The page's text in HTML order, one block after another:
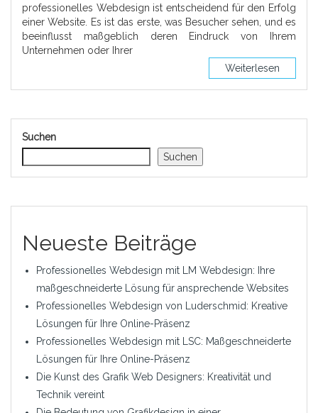
professionelles Webdesign ist entscheidend für den Erfolg
einer Website. Es ist das erste, was Besucher sehen, und es
beeinflusst maßgeblich deren Eindruck von Ihrem
Unternehmen oder Ihrer
Weiterlesen
Suchen
Suchen
Neueste Beiträge
Professionelles Webdesign mit LM Webdesign: Ihre
maßgeschneiderte Lösung für ansprechende Websites
Professionelles Webdesign von Luderschmid: Kreative
Lösungen für Ihre Online-Präsenz
Professionelles Webdesign mit LSC: Maßgeschneiderte
Lösungen für Ihre Online-Präsenz
Die Kunst des Grafik Web Designers: Kreativität und
Technik vereint